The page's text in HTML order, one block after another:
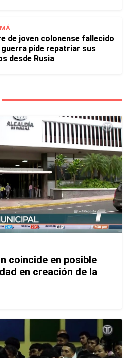
de joven colonense fallecido
guerra pide repatriar sus
desde Rusia
coincide en posible
en creación de la